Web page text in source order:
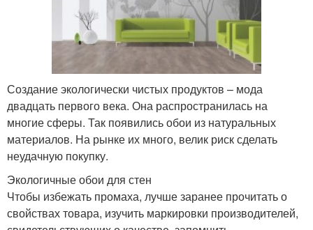
Создание экологически чистых продуктов – мода
двадцать первого века. Она распространилась на
многие сферы. Так появились обои из натуральных
материалов. На рынке их много, велик риск сделать
неудачную покупку.
Экологичные обои для стен
Чтобы избежать промаха, лучше заранее прочитать о
свойствах товара, изучить маркировки производителей,